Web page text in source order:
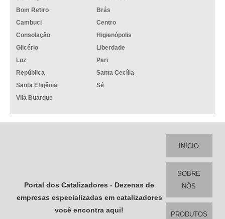
Bom Retiro
Brás
Cambuci
Centro
Consolação
Higienópolis
Glicério
Liberdade
Luz
Pari
República
Santa Cecília
Santa Efigênia
Sé
Vila Buarque
Portal dos Catalizadores - Dezenas de
empresas especializadas em catalizadores
você encontra aqui!
INÍCIO
SOBRE
NÓS
PRODUTOS